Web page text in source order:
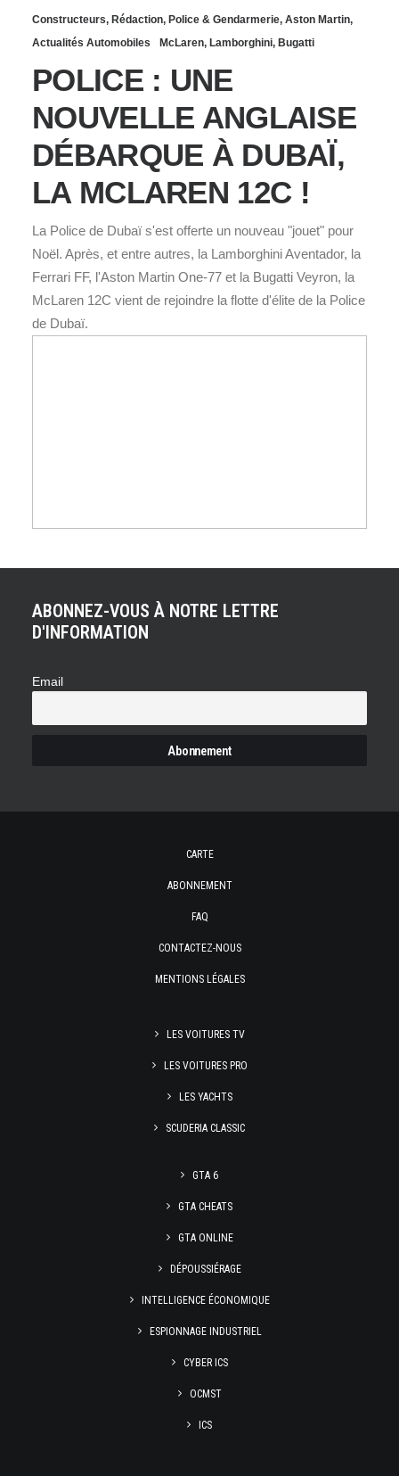
Constructeurs, Rédaction, Police & Gendarmerie, Aston Martin,
Actualités Automobiles
McLaren, Lamborghini, Bugatti
POLICE : UNE
NOUVELLE ANGLAISE
DÉBARQUE À DUBAÏ,
LA MCLAREN 12C !
La Police de Dubaï s'est offerte un nouveau "jouet" pour
Noël. Après, et entre autres, la Lamborghini Aventador, la
Ferrari FF, l'Aston Martin One-77 et la Bugatti Veyron, la
McLaren 12C vient de rejoindre la flotte d'élite de la Police
de Dubaï.
ABONNEZ-VOUS À NOTRE LETTRE
D'INFORMATION
Email
CARTE
ABONNEMENT
FAQ
CONTACTEZ-NOUS
MENTIONS LÉGALES
LES VOITURES TV
LES VOITURES PRO
LES YACHTS
SCUDERIA CLASSIC
GTA 6
GTA CHEATS
GTA ONLINE
DÉPOUSSIÉRAGE
INTELLIGENCE ÉCONOMIQUE
ESPIONNAGE INDUSTRIEL
CYBER ICS
OCMST
ICS